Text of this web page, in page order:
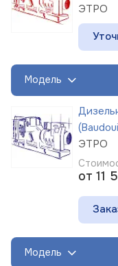
ЭТРО
Модель
ЭТРО
от 11
Модель